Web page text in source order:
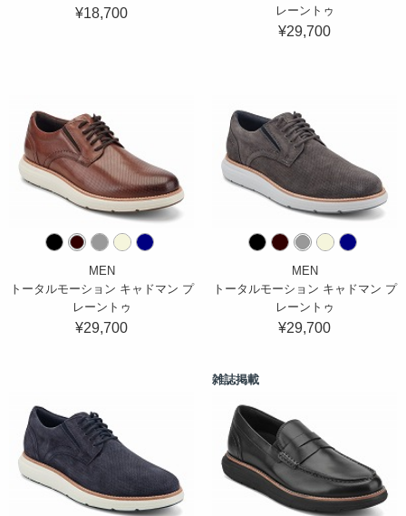
¥18,700
レーントゥ
¥29,700
MEN
トータルモーション キャドマン プ
レーントゥ
¥29,700
MEN
トータルモーション キャドマン プ
レーントゥ
¥29,700
雑誌掲載